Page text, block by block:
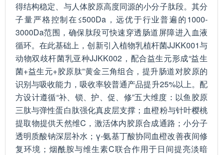
得结构稳定、与人体胶原高度同源的小分子肽段。其分
子量严格控制在≤500Da，远优于行业普遍的1000-
3000Da范围，确保肽段可快速穿透肠道屏障进入血液
循环。在此基础上，创新引入植物乳植杆菌JJKK001与
动物双歧杆菌乳亚种JJKK002，配合益生元形成“益生
菌+益生元+胶原肽”黄金三角组合，提升肠道对胶原的
识别与吸收能力，吸收率较普通产品提升25%以上。配
方设计遵循“补、锁、护、促、修”五大维度：以鱼胶原
三肽与弹性蛋白肽强化真皮层支撑；血橙粉与针叶樱桃
提取物提供天然维C，激活体内胶原合成通路；小分子
透明质酸钠深层补水；γ-氨基丁酸协同血橙改善夜间修
复环境；烟酰胺与维生素C联合作用于日间提亮淡暗